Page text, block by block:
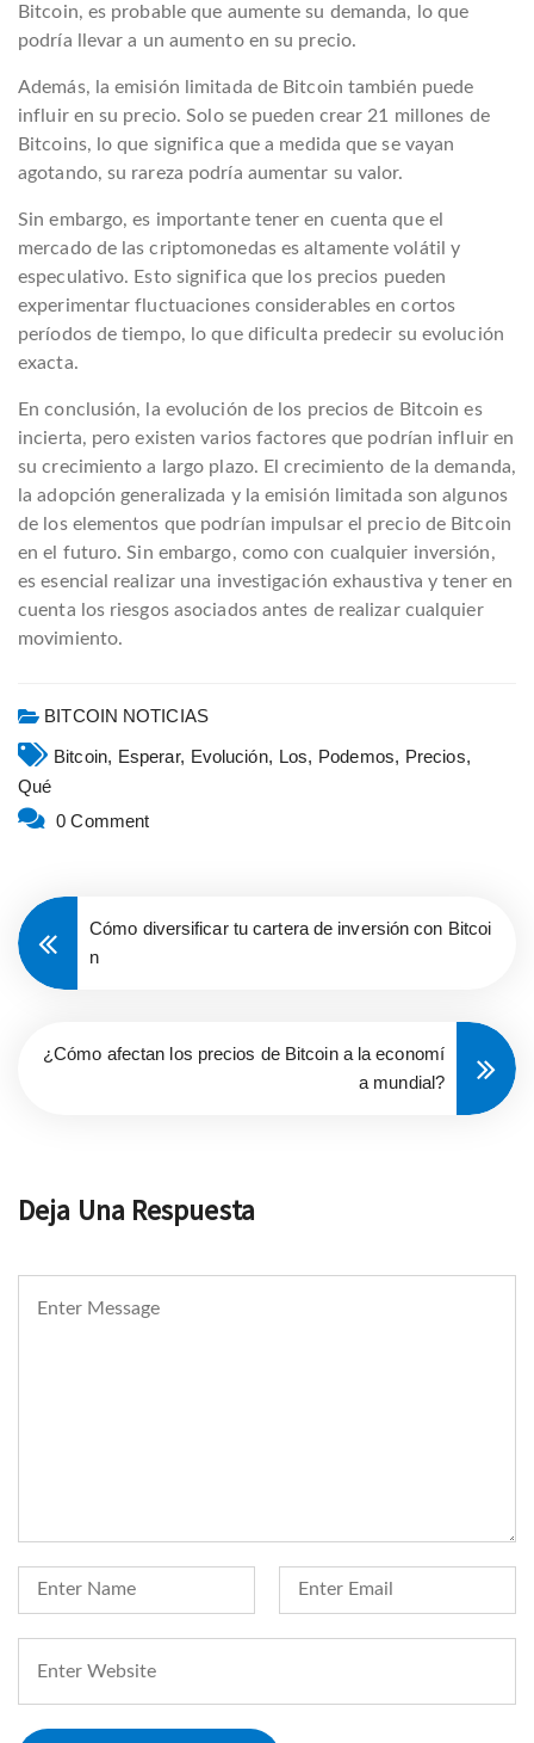
Bitcoin, es probable que aumente su demanda, lo que
podría llevar a un aumento en su precio.
Además, la emisión limitada de Bitcoin también puede
influir en su precio. Solo se pueden crear 21 millones de
Bitcoins, lo que significa que a medida que se vayan
agotando, su rareza podría aumentar su valor.
Sin embargo, es importante tener en cuenta que el
mercado de las criptomonedas es altamente volátil y
especulativo. Esto significa que los precios pueden
experimentar fluctuaciones considerables en cortos
períodos de tiempo, lo que dificulta predecir su evolución
exacta.
En conclusión, la evolución de los precios de Bitcoin es
incierta, pero existen varios factores que podrían influir en
su crecimiento a largo plazo. El crecimiento de la demanda,
la adopción generalizada y la emisión limitada son algunos
de los elementos que podrían impulsar el precio de Bitcoin
en el futuro. Sin embargo, como con cualquier inversión,
es esencial realizar una investigación exhaustiva y tener en
cuenta los riesgos asociados antes de realizar cualquier
movimiento.
BITCOIN NOTICIAS
Bitcoin, Esperar, Evolución, Los, Podemos, Precios,
Qué
0 Comment
Cómo diversificar tu cartera de inversión con Bitcoi
n
¿Cómo afectan los precios de Bitcoin a la economí
a mundial?
Deja Una Respuesta